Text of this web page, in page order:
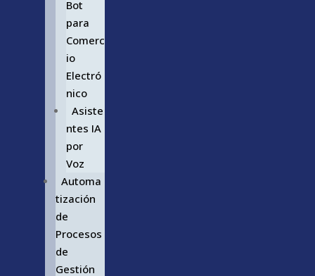
Bot
para
Comerc
io
Electró
nico
Asiste
ntes IA
por
Voz
Automa
tización
de
Procesos
de
Gestión